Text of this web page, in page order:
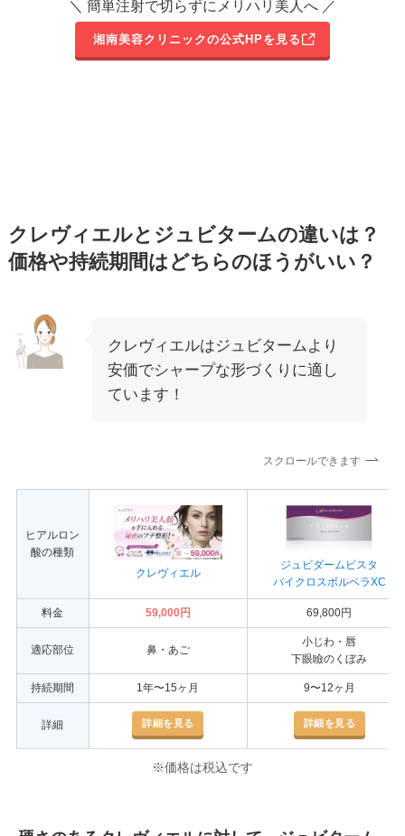
＼ 簡単注射で切らずにメリハリ美人へ ／
湘南美容クリニックの公式HPを見る
クレヴィエルとジュビタームの違いは？
価格や持続期間はどちらのほうがいい？
クレヴィエルはジュビタームより
安価でシャープな形づくりに適し
ています！
スクロールできます
ヒアルロン
酸の種類
クレヴィエル
ジュビダームビスタ
バイクロスボルベラXC
料金 59,000円 69,800円
適応部位 鼻・あご
小じわ・唇
下眼瞼のくぼみ
持続期間 1年〜15ヶ月 9〜12ヶ月
詳細 詳細を見る 詳細を見る
※価格は税込です